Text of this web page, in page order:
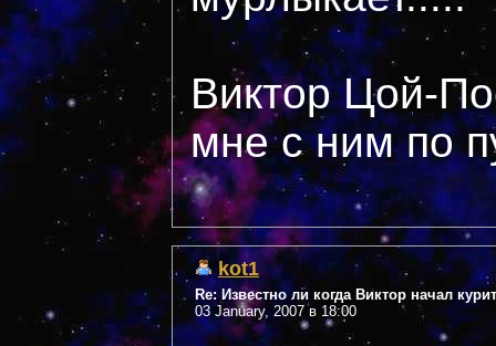
Виктор Цой-
мне с ним по
kot1
Re: Известно ли когда Виктор начал
03 January, 2007 в 18:00